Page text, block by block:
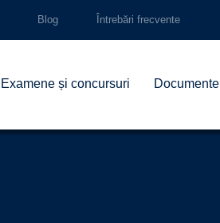
Blog Întrebări frecvente
Examene și concursuri Documente